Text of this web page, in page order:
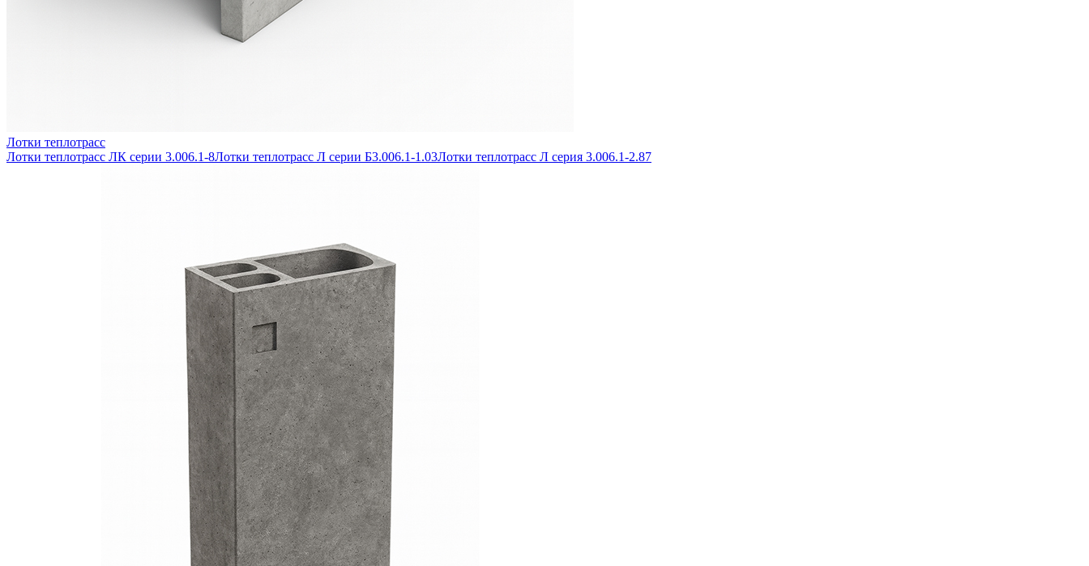
Лотки теплотрасс
Лотки теплотрасс ЛК серии 3.006.1-8Лотки теплотрасс Л серии Б3.006.1-1.03Лотки теплотрасс Л серия 3.006.1-2.87